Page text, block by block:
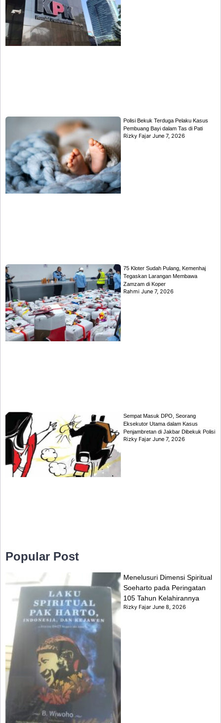
Polisi Bekuk Terduga Pelaku Kasus
Pembuang Bayi dalam Tas di Pati
Rizky FajarJune 7, 2026
75 Kloter Sudah Pulang, Kemenhaj
Tegaskan Larangan Membawa
Zamzam di Koper
RahmiJune 7, 2026
Sempat Masuk DPO, Seorang
Eksekutor Utama dalam Kasus
Penjambretan di Jakbar Dibekuk Polisi
Rizky FajarJune 7, 2026
Popular Post
Menelusuri Dimensi Spiritual
Soeharto pada Peringatan
105 Tahun Kelahirannya
Rizky FajarJune 8, 2026